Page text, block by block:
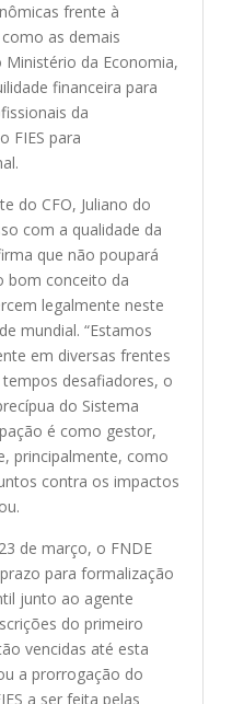
frente à
as demais
da Economia,
financeira para
da
FIES para
do CFO, Juliano do
com a qualidade da
que não poupará
bom conceito da
legalmente neste
mundial. “Estamos
em diversas frentes
desafiadores, o
do Sistema
é como gestor,
principalmente, como
contra os impactos
de março, o FNDE
para formalização
junto ao agente
do primeiro
vencidas até esta
a prorrogação do
a ser feita pelas